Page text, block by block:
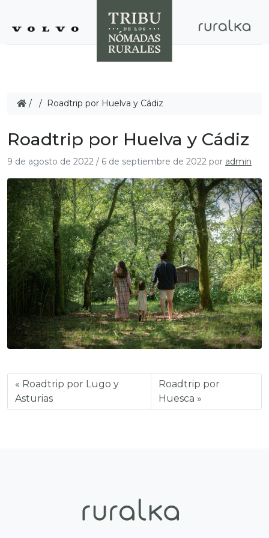
/ / Roadtrip por Huelva y Cádiz
Roadtrip por Huelva y Cádiz
9 de agosto de 2022 / 6 de septiembre de 2022 por admin
Roadtrip por Lugo y
Asturias
Roadtrip por
Huesca